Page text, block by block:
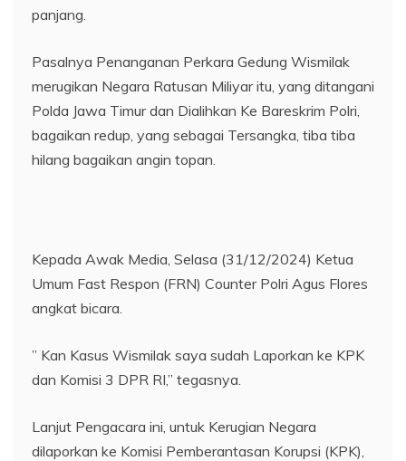
panjang.
Pasalnya Penanganan Perkara Gedung Wismilak
merugikan Negara Ratusan Miliyar itu, yang ditangani
Polda Jawa Timur dan Dialihkan Ke Bareskrim Polri,
bagaikan redup, yang sebagai Tersangka, tiba tiba
hilang bagaikan angin topan.
Kepada Awak Media, Selasa (31/12/2024) Ketua
Umum Fast Respon (FRN) Counter Polri Agus Flores
angkat bicara.
” Kan Kasus Wismilak saya sudah Laporkan ke KPK
dan Komisi 3 DPR RI,” tegasnya.
Lanjut Pengacara ini, untuk Kerugian Negara
dilaporkan ke Komisi Pemberantasan Korupsi (KPK),